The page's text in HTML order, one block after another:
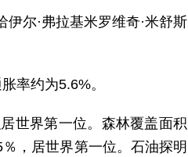
尔·弗拉基米罗维奇·米舒斯
率约为5.6%。
世界第一位。森林覆盖面积
，居世界第一位。石油探明